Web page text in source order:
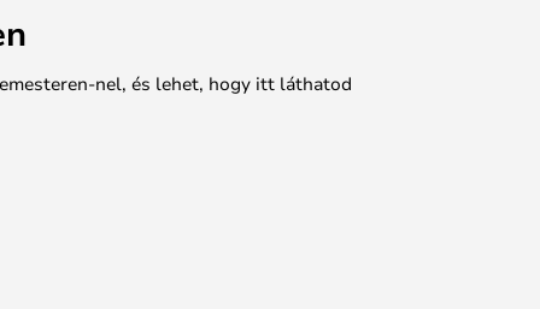
nel, és lehet, hogy itt láthatod